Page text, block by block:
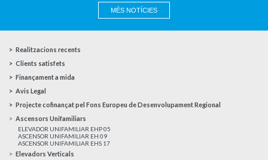
MÉS NOTÍCIES
Realitzacions recents
Clients satisfets
Finançament a mida
Avis Legal
Projecte cofinançat pel Fons Europeu de Desenvolupament Regional
Ascensors Unifamiliars
ELEVADOR UNIFAMILIAR EHP 05
ASCENSOR UNIFAMILIAR EH 09
ASCENSOR UNIFAMILIAR EHS 17
Elevadors Verticals